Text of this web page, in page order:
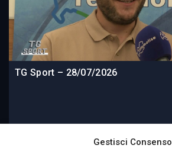
Gestisci Consenso
TG Sport – 28/07/2026